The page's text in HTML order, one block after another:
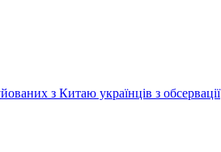
з Китаю українців з обсервації